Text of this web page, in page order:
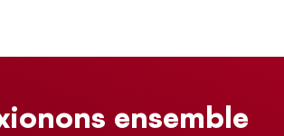
ensemble